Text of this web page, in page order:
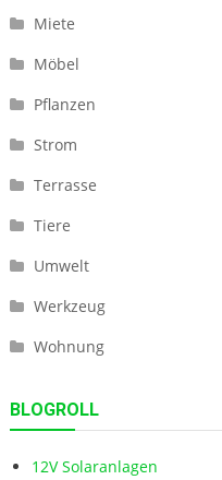
Miete
Möbel
Pflanzen
Strom
Terrasse
Tiere
Umwelt
Werkzeug
Wohnung
BLOGROLL
12V Solaranlagen